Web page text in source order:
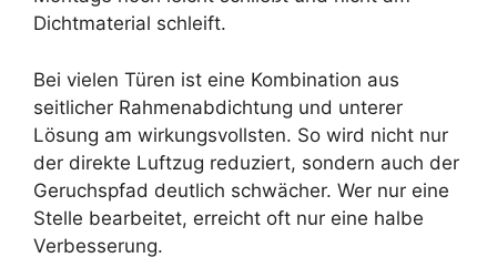
Dichtmaterial schleift.
Bei vielen Türen ist eine Kombination aus
seitlicher Rahmenabdichtung und unterer
Lösung am wirkungsvollsten. So wird nicht nur
der direkte Luftzug reduziert, sondern auch der
Geruchspfad deutlich schwächer. Wer nur eine
Stelle bearbeitet, erreicht oft nur eine halbe
Verbesserung.